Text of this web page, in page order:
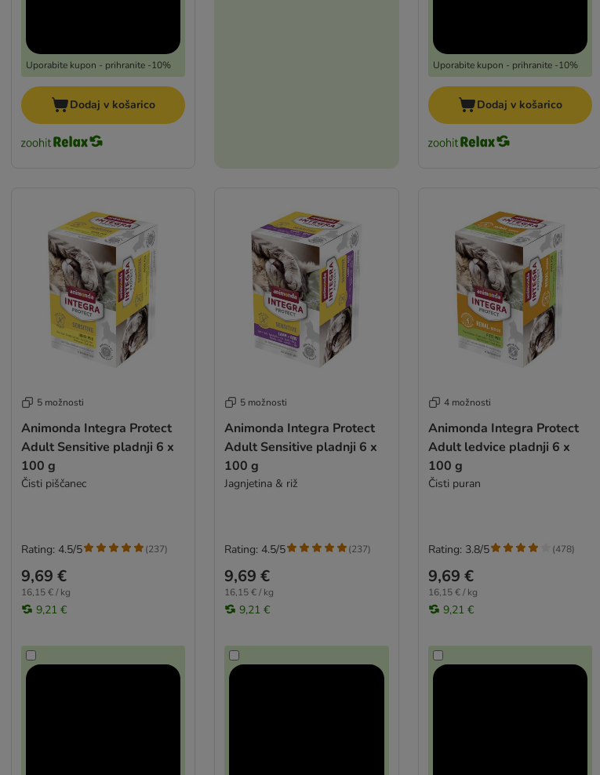
Uporabite kupon - prihranite -10%
Dodaj v košarico
Uporabite kupon - prihranite -10%
Dodaj v košarico
5 možnosti
Animonda Integra Protect
Adult Sensitive pladnji 6 x
100 g
Čisti piščanec
9,69 €
16,15 € / kg
9,21 €
Rating: 4.5/5 (237)
5 možnosti
Animonda Integra Protect
Adult Sensitive pladnji 6 x
100 g
Jagnjetina & riž
9,69 €
16,15 € / kg
9,21 €
Rating: 4.5/5 (237)
4 možnosti
Animonda Integra Protect
Adult ledvice pladnji 6 x
100 g
Čisti puran
9,69 €
16,15 € / kg
9,21 €
Rating: 3.8/5 (478)